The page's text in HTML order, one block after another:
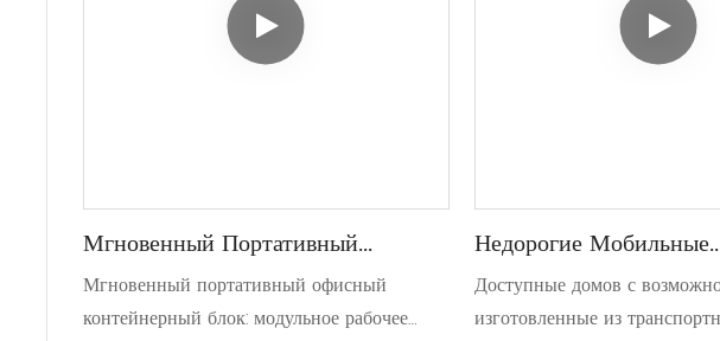
Мгновенный Портативный
Офисный Контейнерный Блок
Мгновенный портативный офисный
контейнерный блок: модульное рабочее
Недорогие Мобильные
Контейнерные Дома
Настройка
Доступные домов с
изготовленные из